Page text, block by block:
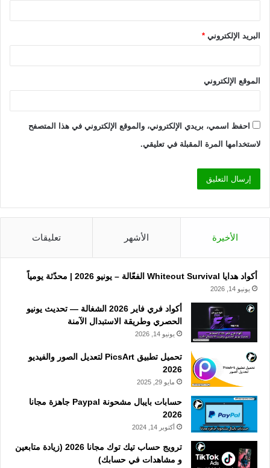
البريد الإلكتروني *
الموقع الإلكتروني
احفظ اسمي، بريدي الإلكتروني، والموقع الإلكتروني في هذا المتصفح
لاستخدامها المرة المقبلة في تعليقي.
الأخيرة الأشهر تعليقات
أكواد هدايا Whiteout Survival الفعّالة – يونيو 2026 | محدّثة يومياً
يونيو 14, 2026
أكواد فري فاير 2026 الشغالة — تحديث يونيو
الحصري وطريقة الاستبدال الآمنة
يونيو 14, 2026
تحميل تطبيق PicsArt لتعديل الصور والفيديو
2026
مايو 29, 2025
حسابات بايبال مشحونة Paypal جاهزة مجانا
2026
أكتوبر 14, 2024
ترويج حساب تيك توك مجانا 2026 (زيادة متابعين
و مشاهدات في حسابك)